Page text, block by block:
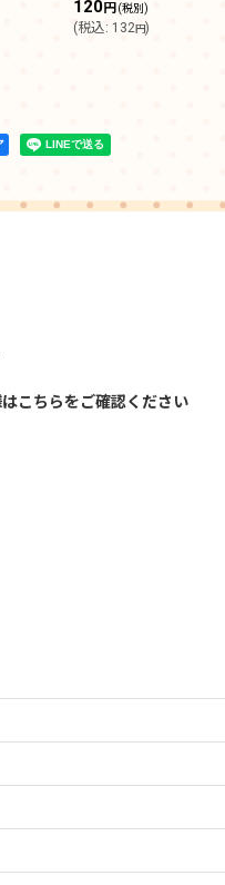
120円 (税別)
(税込: 132円)
こちらをご確認ください